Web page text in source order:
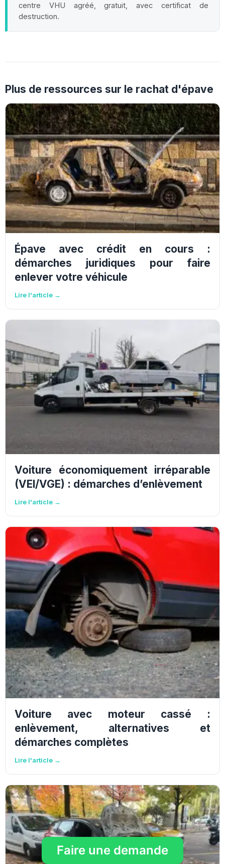
centre VHU agréé, gratuit, avec certificat de
destruction.
Plus de ressources sur le rachat d'épave
Épave avec crédit en cours :
démarches juridiques pour faire
enlever votre véhicule
Lire l'article →
Voiture économiquement irréparable
(VEI/VGE) : démarches d’enlèvement
Lire l'article →
Voiture avec moteur cassé :
enlèvement, alternatives et
démarches complètes
Lire l'article →
Faire une demande